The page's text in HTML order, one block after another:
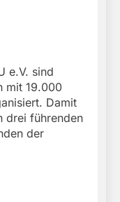
e.V. sind
mit 19.000
Damit
drei führenden
der